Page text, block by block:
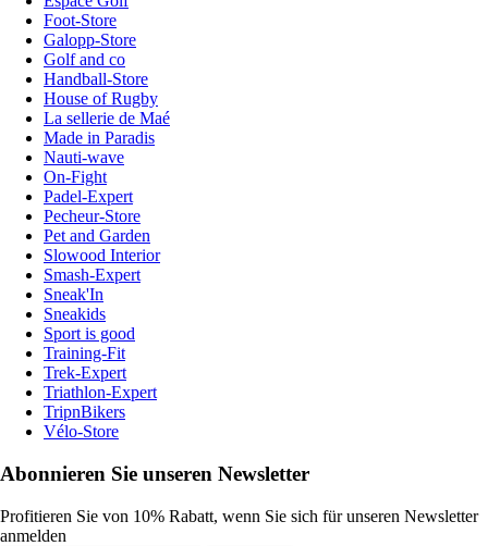
Foot-Store
Galopp-Store
Golf and co
Handball-Store
House of Rugby
La sellerie de Maé
Made in Paradis
Nauti-wave
On-Fight
Padel-Expert
Pecheur-Store
Pet and Garden
Slowood Interior
Smash-Expert
Sneak'In
Sneakids
Sport is good
Training-Fit
Trek-Expert
Triathlon-Expert
TripnBikers
Vélo-Store
Abonnieren Sie unseren Newsletter
Profitieren Sie von 10% Rabatt, wenn Sie sich für unseren Newsletter
anmelden